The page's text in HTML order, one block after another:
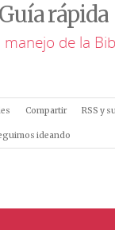
Guía rápida
de la
Compartir RSS y
ideando